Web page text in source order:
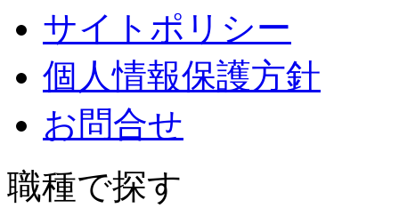
サイトポリシー
個人情報保護方針
お問合せ
職種で探す